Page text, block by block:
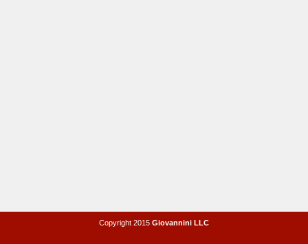
Copyright 2015 Giovannini LLC